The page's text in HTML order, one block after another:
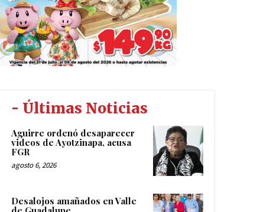
- Últimas Noticias
Aguirre ordenó desaparecer
videos de Ayotzinapa, acusa
FGR
agosto 6, 2026
Desalojos amañados en Valle